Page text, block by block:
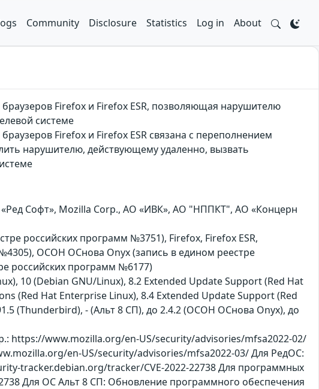
Community Disclosure Statistics Log in About
Firefox и Firefox ESR, позволяющая нарушителю
системе
Firefox и Firefox ESR связана с переполнением
нарушителю, действующему удаленно, вызвать
Софт», Mozilla Corp., АО «ИВК», АО "НППКТ", АО «Концерн
российских программ №3751), Firefox, Firefox ESR,
ОСОН ОСнова Оnyx (запись в едином реестре
российских программ №6177)
10 (Debian GNU/Linux), 8.2 Extended Update Support (Red Hat
(Red Hat Enterprise Linux), 8.4 Extended Update Support (Red
(Thunderbird), - (Альт 8 СП), до 2.4.2 (ОСОН ОСнова Оnyx), до
https://www.mozilla.org/en-US/security/advisories/mfsa2022-02/
en-US/security/advisories/mfsa2022-03/ Для РедОС:
tracker.debian.org/tracker/CVE-2022-22738 Для программных
Для ОС Альт 8 СП: Обновление программного обеспечения